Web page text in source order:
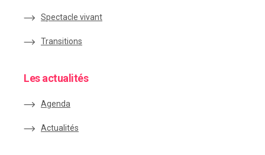
Spectacle vivant
Transitions
Les actualités
Agenda
Actualités